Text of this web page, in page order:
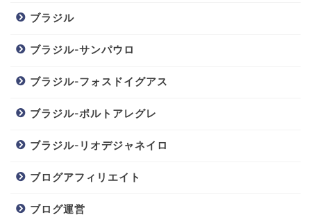
ブラジル
ブラジル-サンパウロ
ブラジル-フォスドイグアス
ブラジル-ポルトアレグレ
ブラジル-リオデジャネイロ
ブログアフィリエイト
ブログ運営